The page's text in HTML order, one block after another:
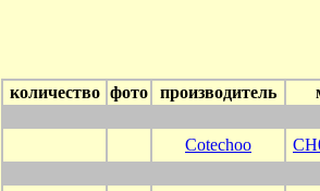
количество фото производитель
Cotechoo